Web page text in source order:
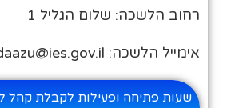
רחוב הלשכה: שלום הגליל 1
אימייל הלשכה: yuhdaazu@ies.gov.il
שעות פתיחה ופעילות לקבלת קהל